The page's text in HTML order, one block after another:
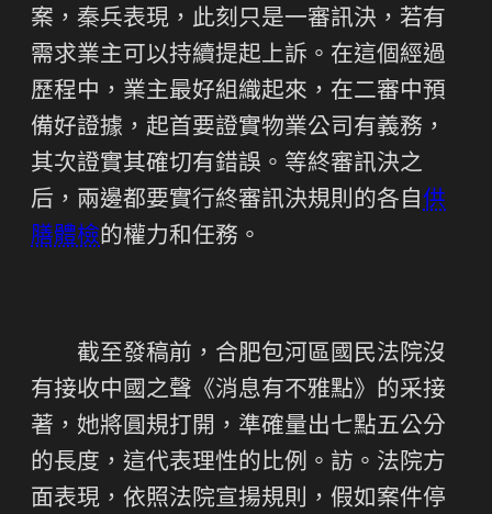
案，秦兵表現，此刻只是一審訊決，若有
需求業主可以持續提起上訴。在這個經過
歷程中，業主最好組織起來，在二審中預
備好證據，起首要證實物業公司有義務，
其次證實其確切有錯誤。等終審訊決之
后，兩邊都要實行終審訊決規則的各自 供
膳體檢的權力和任務。
截至發稿前，合肥包河區國民法院沒
有接收中國之聲《消息有不雅點》的采接
著，她將圓規打開，準確量出七點五公分
的長度，這代表理性的比例。訪。法院方
面表現，依照法院宣揚規則，假如案件停